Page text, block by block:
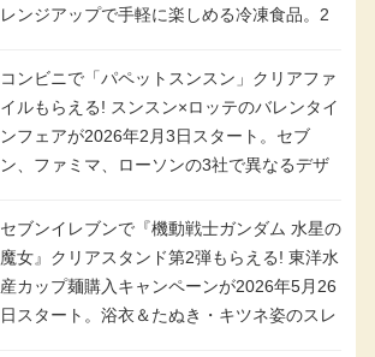
レンジアップで手軽に楽しめる冷凍食品。2
コンビニで「パペットスンスン」クリアファ
イルもらえる! スンスン×ロッテのバレンタイ
ンフェアが2026年2月3日スタート。セブ
ン、ファミマ、ローソンの3社で異なるデザ
セブンイレブンで『機動戦士ガンダム 水星の
魔女』クリアスタンド第2弾もらえる! 東洋水
産カップ麺購入キャンペーンが2026年5月26
日スタート。浴衣＆たぬき・キツネ姿のスレ